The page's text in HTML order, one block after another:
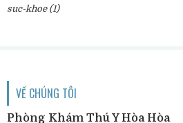
suc-khoe (1)
VỀ CHÚNG TÔI
Phòng Khám Thú Y Hòa Hòa